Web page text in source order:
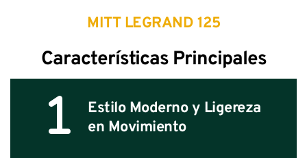
MITT LEGRAND 125
Características Principales
Estilo Moderno y Ligereza
en Movimiento